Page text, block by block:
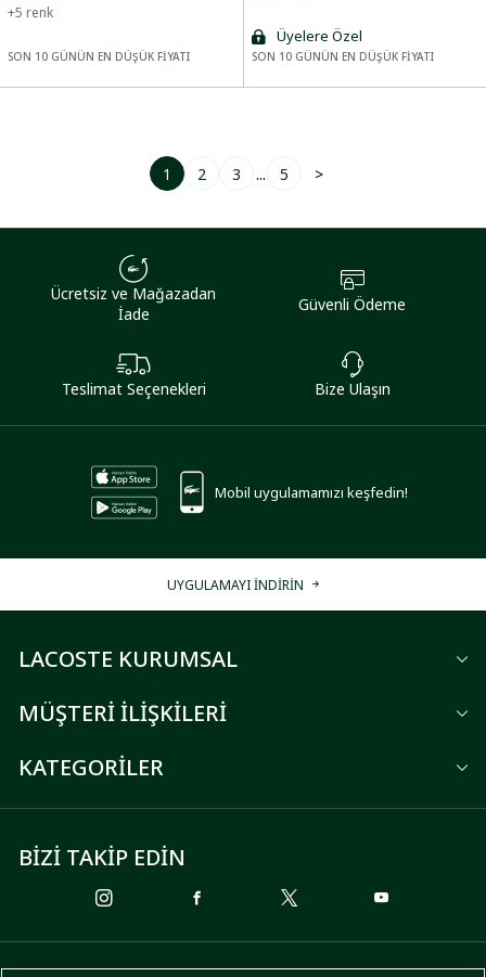
+5 renk
SON 10 GÜNÜN EN DÜŞÜK FİYATI
Üyelere Özel
SON 10 GÜNÜN EN DÜŞÜK FİYATI
1 2 3 ... 5 >
Ücretsiz ve Mağazadan
İade
Güvenli Ödeme
Teslimat Seçenekleri Bize Ulaşın
Mobil uygulamamızı keşfedin!
UYGULAMAYI İNDİRİN
LACOSTE KURUMSAL
MÜŞTERİ İLİŞKİLERİ
KATEGORİLER
BİZİ TAKİP EDİN